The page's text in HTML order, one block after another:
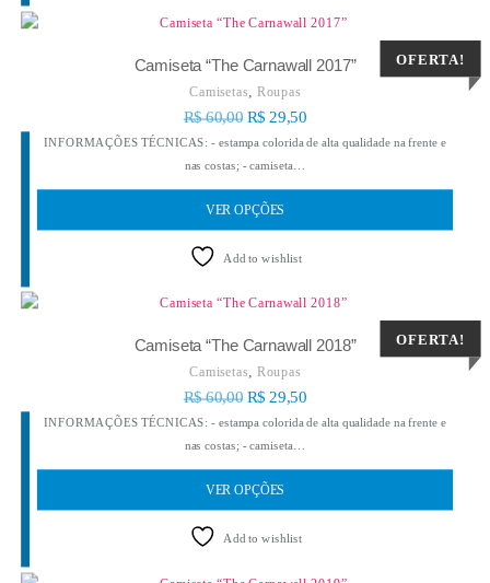
OFERTA!
Camiseta “The Carnawall 2017”
Camisetas Roupas
R$60,00 R$ 29,50
INFORMAÇÕES TÉCNICAS: - estampa colorida de alta qualidade na frente e
nas costas; - camiseta…
VER OPÇÕES
Add to wishlist
OFERTA!
Camiseta “The Carnawall 2018”
Camisetas Roupas
R$60,00 R$ 29,50
INFORMAÇÕES TÉCNICAS: - estampa colorida de alta qualidade na frente e
nas costas; - camiseta…
VER OPÇÕES
Add to wishlist